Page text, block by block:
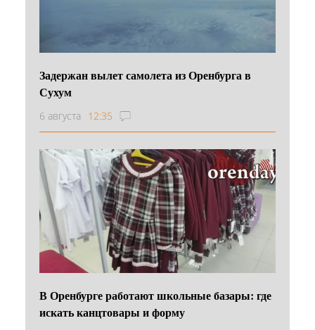
Задержан вылет самолета из Оренбурга в
Сухум
6 августа 12:35
В Оренбурге работают школьные базары: где
искать канцтовары и форму